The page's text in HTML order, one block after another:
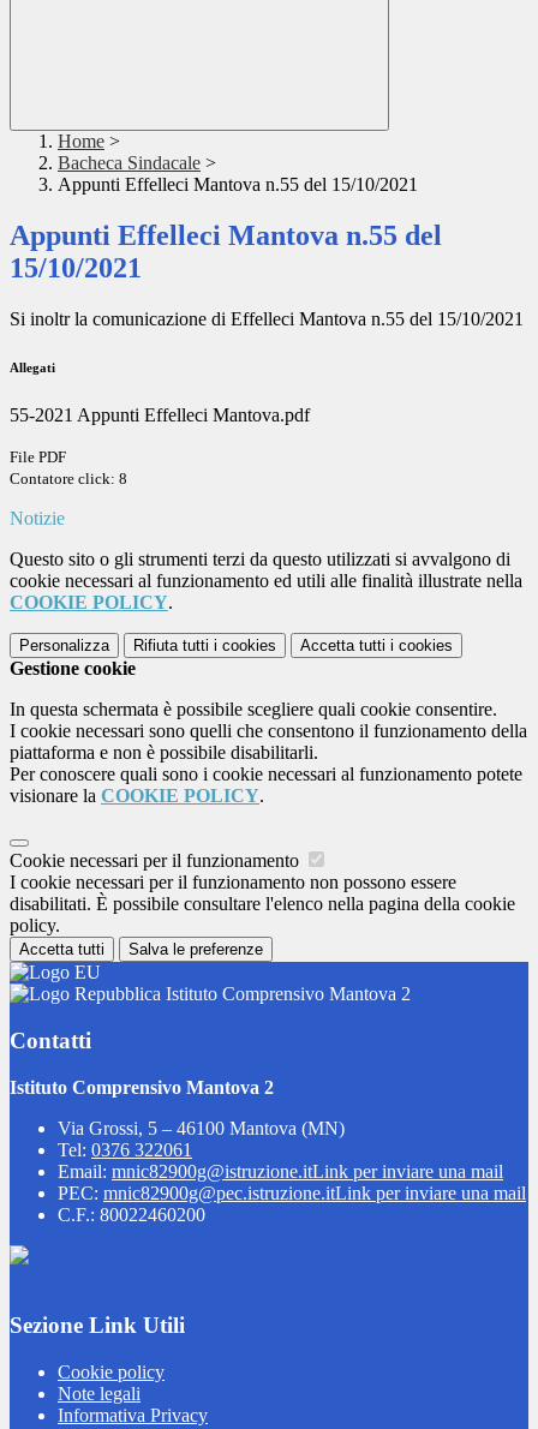
Home >
Bacheca Sindacale >
Appunti Effelleci Mantova n.55 del 15/10/2021
Appunti Effelleci Mantova n.55 del
15/10/2021
Si inoltr la comunicazione di Effelleci Mantova n.55 del 15/10/2021
Allegati
55-2021 Appunti Effelleci Mantova.pdf
File PDF
Contatore click: 8
Notizie
Questo sito o gli strumenti terzi da questo utilizzati si avvalgono di
cookie necessari al funzionamento ed utili alle finalità illustrate nella
COOKIE POLICY.
Personalizza Rifiuta tutti i cookies Accetta tutti i cookies
Gestione cookie
In questa schermata è possibile scegliere quali cookie consentire.
I cookie necessari sono quelli che consentono il funzionamento della
piattaforma e non è possibile disabilitarli.
Per conoscere quali sono i cookie necessari al funzionamento potete
visionare la COOKIE POLICY.
Cookie necessari per il funzionamento
I cookie necessari per il funzionamento non possono essere
disabilitati. È possibile consultare l'elenco nella pagina della cookie
policy.
Accetta tutti Salva le preferenze
Istituto Comprensivo Mantova 2
Contatti
Istituto Comprensivo Mantova 2
Via Grossi, 5 – 46100 Mantova (MN)
Tel: 0376 322061
Email: mnic82900g@istruzione.itLink per inviare una mail
PEC: mnic82900g@pec.istruzione.itLink per inviare una mail
C.F.: 80022460200
Sezione Link Utili
Cookie policy
Note legali
Informativa Privacy